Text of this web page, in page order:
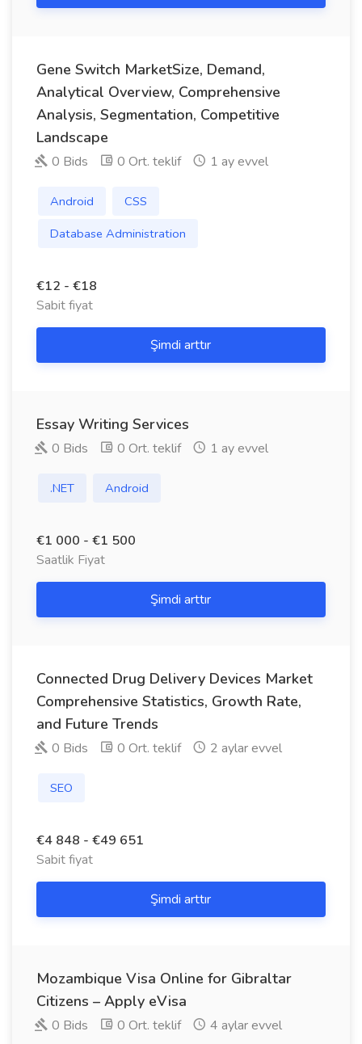
Gene Switch MarketSize, Demand,
Analytical Overview, Comprehensive
Analysis, Segmentation, Competitive
Landscape
0 Bids 0 Ort. teklif 1 ay evvel
Android
CSS
Database Administration
€12 - €18
Sabit fiyat
Şimdi arttır
Essay Writing Services
0 Bids 0 Ort. teklif 1 ay evvel
.NET Android
€1 000 - €1 500
Saatlik Fiyat
Şimdi arttır
Connected Drug Delivery Devices Market
Comprehensive Statistics, Growth Rate,
and Future Trends
0 Bids 0 Ort. teklif 2 aylar evvel
SEO
€4 848 - €49 651
Sabit fiyat
Şimdi arttır
Mozambique Visa Online for Gibraltar
Citizens – Apply eVisa
0 Bids 0 Ort. teklif 4 aylar evvel